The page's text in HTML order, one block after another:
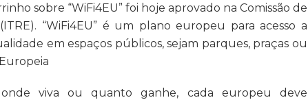
sobre “WiFi4EU” foi hoje aprovado na Comissão de
“WiFi4EU” é um plano europeu para acesso a
em espaços públicos, sejam parques, praças ou
viva ou quanto ganhe, cada europeu deve